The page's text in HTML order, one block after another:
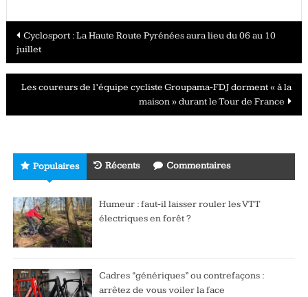
Navigation
des
articles
Cyclosport : La Haute Route Pyrénées aura lieu du 06 au 10
juillet
Les coureurs de l’équipe cycliste Groupama-FDJ dorment « à la
maison » durant le Tour de France
Populaires Récents Commentaires
Humeur : faut-il laisser rouler les VTT
électriques en forêt ?
Cadres “génériques” ou contrefaçons :
arrêtez de vous voiler la face